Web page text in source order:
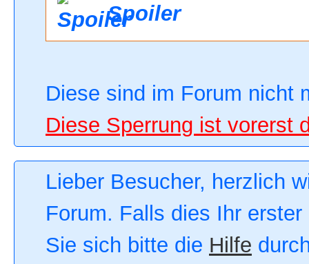
Spoiler
Diese sind im Forum nicht
Diese Sperrung ist vorerst
Lieber Besucher, herzlich
Forum. Falls dies Ihr
Sie sich bitte die Hilfe